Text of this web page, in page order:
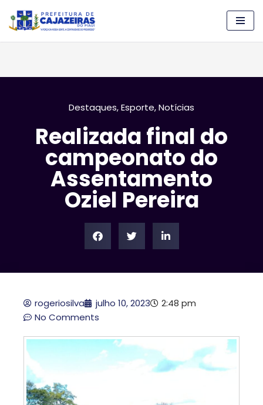
Pular
para
Destaques,Esporte,Notícias
Realizada final do
campeonato do
Assentamento
Oziel Pereira
rogeriosilva julho 10, 2023
2:48 pm
No Comments